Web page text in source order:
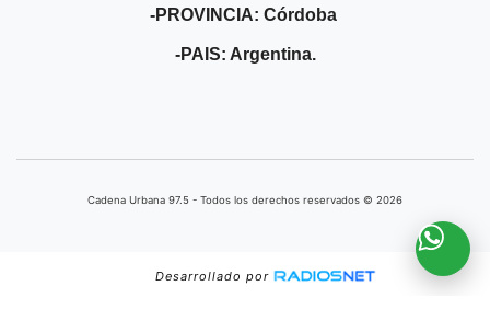
-PROVINCIA: Córdoba
-PAIS: Argentina.
Cadena Urbana ​97.5 - Todos los derechos reservados © 2026
Desarrollado por